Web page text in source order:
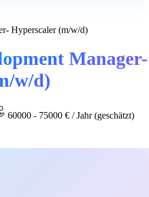
Hyperscaler (m/w/d)
Manager-
w/d)
60000 - 75000 € / Jahr (geschätzt)